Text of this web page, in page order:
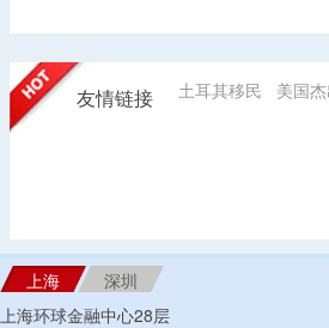
友情链接 土耳其移民 美国
上海
深圳
上海环球金融中心28层